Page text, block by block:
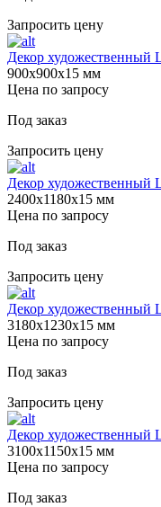
Запросить цену
Декор художественный
900х900х15 мм
Цена по запросу
Под заказ
Запросить цену
Декор художественный
2400х1180х15 мм
Цена по запросу
Под заказ
Запросить цену
Декор художественный
3180х1230х15 мм
Цена по запросу
Под заказ
Запросить цену
Декор художественный
3100х1150х15 мм
Цена по запросу
Под заказ